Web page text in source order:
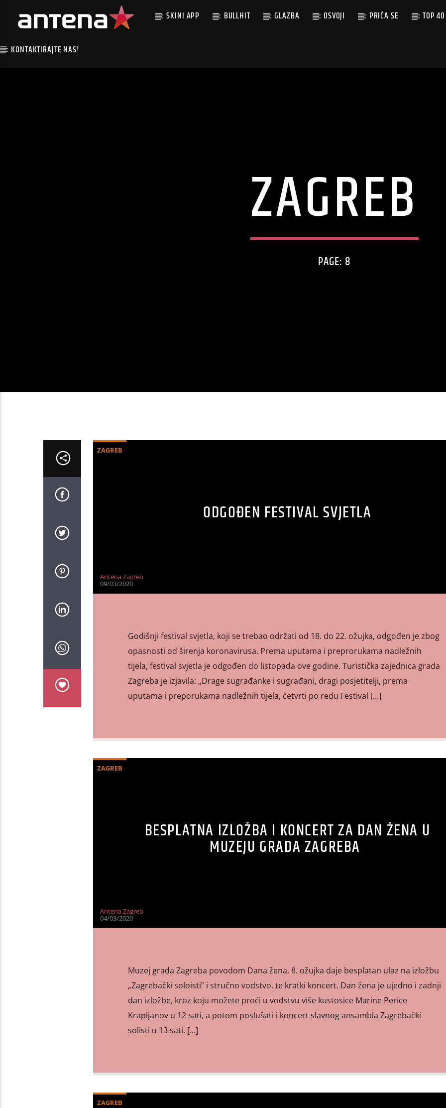
SKINI APP BULLHIT GLAZBA OSVOJI PRIČA SE TOP 40
KONTAKTIRAJTE NAS!
ZAGREB
PAGE: 8
ZAGREB
ODGOĐEN FESTIVAL SVJETLA
Antena Zagreb
09/03/2020
Godišnji festival svjetla, koji se trebao održati od 18. do 22. ožujka, odgođen je zbog
opasnosti od širenja koronavirusa. Prema uputama i preprorukama nadležnih
tijela, festival svjetla je odgođen do listopada ove godine. Turistička zajednica grada
Zagreba je izjavila: „Drage sugrađanke i sugrađani, dragi posjetitelji, prema
uputama i preporukama nadležnih tijela, četvrti po redu Festival […]
ZAGREB
BESPLATNA IZLOŽBA I KONCERT ZA DAN ŽENA U
MUZEJU GRADA ZAGREBA
Antena Zagreb
04/03/2020
Muzej grada Zagreba povodom Dana žena, 8. ožujka daje besplatan ulaz na izložbu
„Zagrebački soloisti” i stručno vodstvo, te kratki koncert. Dan žena je ujedno i zadnji
dan izložbe, kroz koju možete proći u vodstvu više kustosice Marine Perice
Krapljanov u 12 sati, a potom poslušati i koncert slavnog ansambla Zagrebački
solisti u 13 sati. […]
ZAGREB